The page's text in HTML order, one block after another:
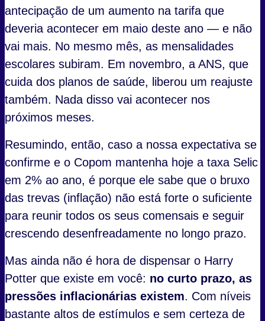
antecipação de um aumento na tarifa que
deveria acontecer em maio deste ano — e não
vai mais. No mesmo mês, as mensalidades
escolares subiram. Em novembro, a ANS, que
cuida dos planos de saúde, liberou um reajuste
também. Nada disso vai acontecer nos
próximos meses.
Resumindo, então, caso a nossa expectativa se
confirme e o Copom mantenha hoje a taxa Selic
em 2% ao ano, é porque ele sabe que o bruxo
das trevas (inflação) não está forte o suficiente
para reunir todos os seus comensais e seguir
crescendo desenfreadamente no longo prazo.
Mas ainda não é hora de dispensar o Harry
Potter que existe em você: no curto prazo, as
pressões inflacionárias existem. Com níveis
bastante altos de estímulos e sem certeza de